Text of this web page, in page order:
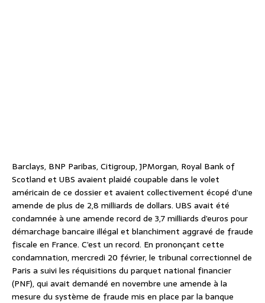
Barclays, BNP Paribas, Citigroup, JPMorgan, Royal Bank of
Scotland et UBS avaient plaidé coupable dans le volet
américain de ce dossier et avaient collectivement écopé d’une
amende de plus de 2,8 milliards de dollars. UBS avait été
condamnée à une amende record de 3,7 milliards d’euros pour
démarchage bancaire illégal et blanchiment aggravé de fraude
fiscale en France. C’est un record. En prononçant cette
condamnation, mercredi 20 février, le tribunal correctionnel de
Paris a suivi les réquisitions du parquet national financier
(PNF), qui avait demandé en novembre une amende à la
mesure du système de fraude mis en place par la banque